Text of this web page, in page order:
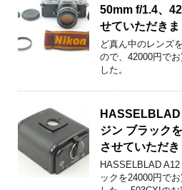
50mm f/1.4、
せていただきま
ど真ん中のレンズ
ので、42000円で
した。
ジン ブラック
させていただき
HASSELBLAD
ックを24000円で